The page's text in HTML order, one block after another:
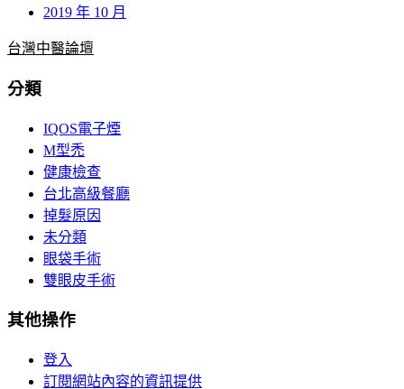
2019 年 10 月
台灣中醫論壇
分類
IQOS電子煙
M型禿
健康檢查
台北高級餐廳
掉髮原因
未分類
眼袋手術
雙眼皮手術
其他操作
登入
訂閱網站內容的資訊提供